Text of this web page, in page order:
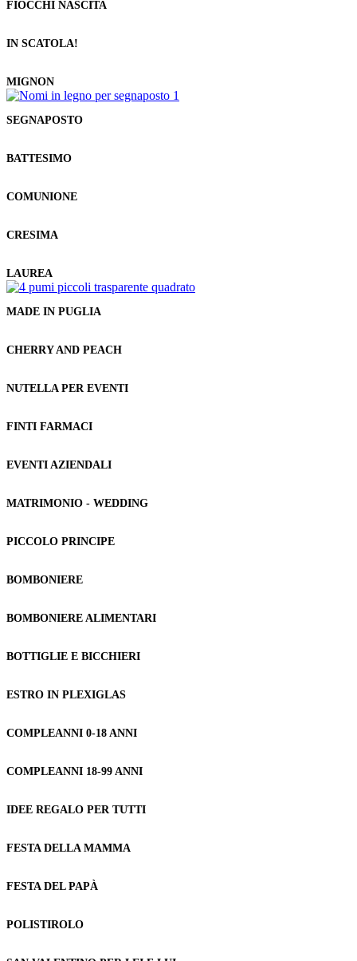
FIOCCHI NASCITA
IN SCATOLA!
MIGNON
SEGNAPOSTO
BATTESIMO
COMUNIONE
CRESIMA
LAUREA
MADE IN PUGLIA
CHERRY AND PEACH
NUTELLA PER EVENTI
FINTI FARMACI
EVENTI AZIENDALI
MATRIMONIO - WEDDING
PICCOLO PRINCIPE
BOMBONIERE
BOMBONIERE ALIMENTARI
BOTTIGLIE E BICCHIERI
ESTRO IN PLEXIGLAS
COMPLEANNI 0-18 ANNI
COMPLEANNI 18-99 ANNI
IDEE REGALO PER TUTTI
FESTA DELLA MAMMA
FESTA DEL PAPÀ
POLISTIROLO